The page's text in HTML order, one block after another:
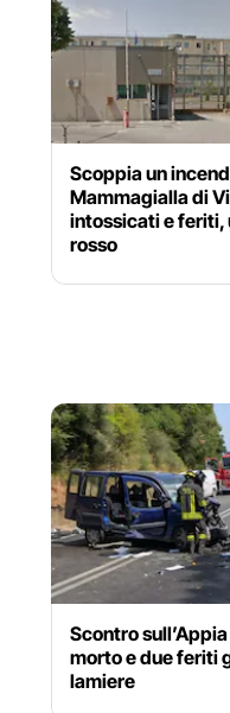
Scoppia un
Mammagialla di
intossicati e feriti,
rosso
Scontro
morto e due feriti
lamiere